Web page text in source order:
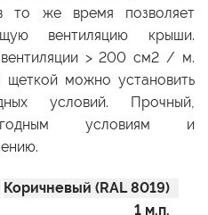
же время позволяет
вентиляцию крыши.
> 200 см2 / м.
щеткой можно установить
условий. Прочный,
условиям и
Коричневый (RAL 8019)
1 м.п.